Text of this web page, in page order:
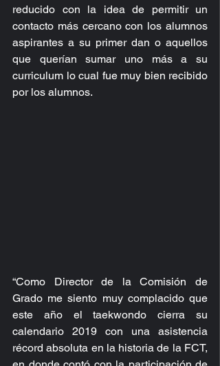
reducido con la idea de permitir un
contacto más cercano con los alumnos
aspirantes a su primer dan o aquellos
que querían sumar uno más a su
curriculum lo cual fue muy bien recibido
por los alumnos.
“Como Director de la Comisión de
Grado me siento muy complacido que
este año el taekwondo cierra su
calendario 2019 con una asistencia
récord absoluta en la historia de la FCT,